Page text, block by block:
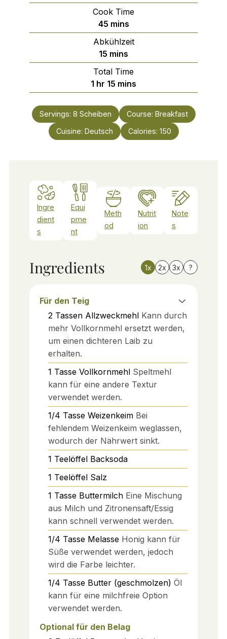
Cook Time
45minutes
mins
Abkühlzeit
15 minutes
mins
Total Time
1 hour
hr 15 minutes
mins
Servings: 8 Scheiben Course: Breakfast
Cuisine: Deutsch Calories: 150
Ingre
dient
s
Equi
pme
nt
Meth
od
Nutrit
ion
Note
s
Ingredients 1x 2x 3x ?
Für den Teig
2 Tassen Allzweckmehl Kann durch
mehr Vollkornmehl ersetzt werden,
um einen dichteren Laib zu
erhalten.
1 Tasse Vollkornmehl Speltmehl
kann für eine andere Textur
verwendet werden.
1/4 Tasse Weizenkeim Bei
fehlendem Weizenkeim weglassen,
wodurch der Nährwert sinkt.
1 Teelöffel Backsoda
1 Teelöffel Salz
1 Tasse Buttermilch Eine Mischung
aus Milch und Zitronensaft/Essig
kann schnell verwendet werden.
1/4 Tasse Melasse Honig kann für
Süße verwendet werden, jedoch
wird die Farbe leichter.
1/4 Tasse Butter (geschmolzen) Öl
kann für eine milchfreie Option
verwendet werden.
Optional für den Belag